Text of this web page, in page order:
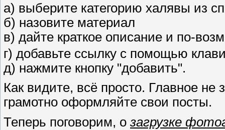
а) выберите категорию халявы из
б) назовите материал
в) дайте краткое описание и по-
г) добавьте ссылку с помощью
д) нажмите кнопку "добавить".
Как видите, всё просто. Главное не
грамотно оформляйте свои посты.
Теперь поговорим, о загрузке